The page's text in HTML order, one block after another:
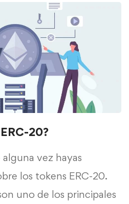
20?
vez hayas
los tokens ERC-20.
uno de los principales